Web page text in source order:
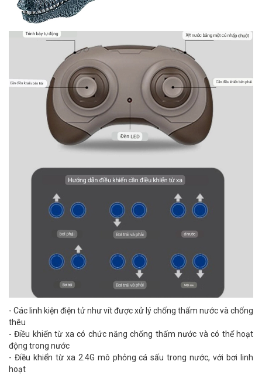
- Các linh kiện điện tử như vít được xử lý chống thấm nước và chống
thêu
- Điều khiển từ xa có chức năng chống thấm nước và có thể hoạt
động trong nước
- Điều khiển từ xa 2.4G mô phỏng cá sấu trong nước, với bơi linh
hoạt